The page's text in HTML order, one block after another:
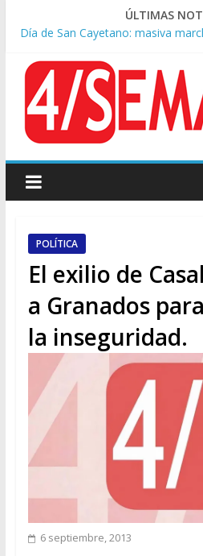
ÚLTIMAS
Día de San Cayetano: masiva
Pesar por la muerte de Leandro
y conductor de TV
Tras la aprobación de la ley de
apuntó: “Vino un poco endiablada”
Causa AFA: el juez Amarante
traslado del expediente a Campana
A pocas cuadras de La
colectivo: siete heridos
POLÍTICA
El exilio de
a Granados
la inseguridad.
6 septiembre, 2013